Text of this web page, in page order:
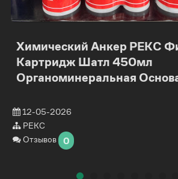
Химический Анкер РЕКС
Картридж Шатл 450мл
Органоминеральная
12-05-2026
РЕКС
Отзывов
0